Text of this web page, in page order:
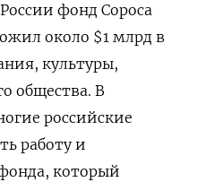
фонд Сороса
около $1 млрд в
культуры,
общества. В
российские
работу и
который